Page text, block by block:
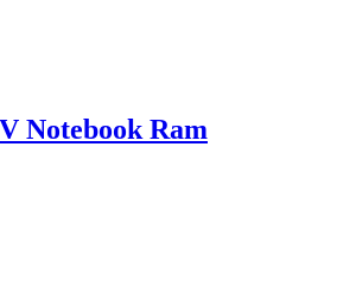
Notebook Ram